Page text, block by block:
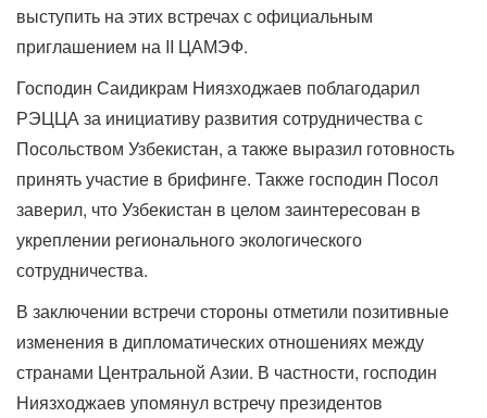
выступить на этих встречах с официальным
приглашением на II ЦАМЭФ.
Господин Саидикрам Ниязходжаев поблагодарил
РЭЦЦА за инициативу развития сотрудничества с
Посольством Узбекистан, а также выразил готовность
принять участие в брифинге. Также господин Посол
заверил, что Узбекистан в целом заинтересован в
укреплении регионального экологического
сотрудничества.
В заключении встречи стороны отметили позитивные
изменения в дипломатических отношениях между
странами Центральной Азии. В частности, господин
Ниязходжаев упомянул встречу президентов